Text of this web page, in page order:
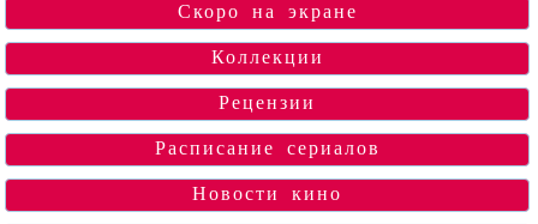
Скоро на экране
Коллекции
Рецензии
Расписание сериалов
Новости кино